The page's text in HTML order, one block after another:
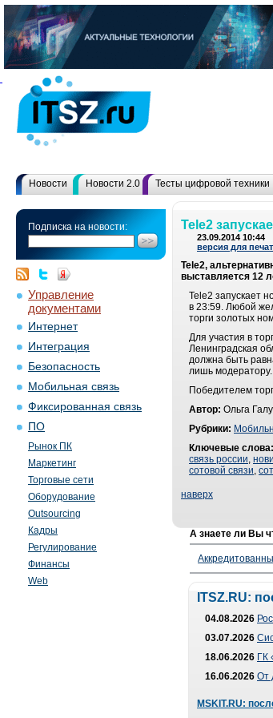
Новости Новости 2.0 Тесты цифровой техники
Подписка на новости:
Управление
документами
Интернет
Интеграция
Безопасность
Мобильная связь
Фиксированная связь
ПО
Рынок ПК
Маркетинг
Торговые сети
Оборудование
Outsourcing
Кадры
Регулирование
Финансы
Web
Tele2
23.09.2014 10:44
версия для
Tele2,
выставляется 12
Tele2 запускает
в 23:59. Любой
торги золотых
Для участия в
Ленинградская
должна быть
лишь модератору.
Победителем
Автор: Ольга
Рубрики:
Ключевые слова:
связь россии,
сотовой связи,
наверх
А знаете ли Вы
ITSZ.RU:
04.08.2026
03.07.2026
18.06.2026 ГК
16.06.2026 От
MSKIT.RU: